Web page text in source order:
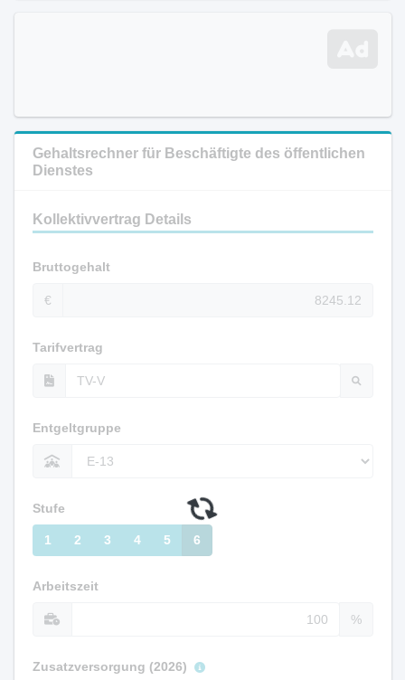
Gehaltsrechner für Beschäftigte des öffentlichen
Dienstes
Kollektivvertrag Details
Bruttogehalt
€
Tarifvertrag
Entgeltgruppe
Stufe
1 2 3 4 5 6
Arbeitszeit
%
Zusatzversorgung (2026)